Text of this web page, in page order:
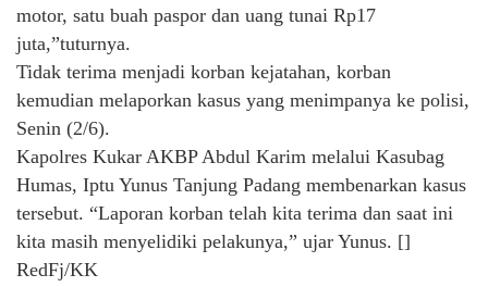
motor, satu buah paspor dan uang tunai Rp17
juta,”tuturnya.
Tidak terima menjadi korban kejatahan, korban
kemudian melaporkan kasus yang menimpanya ke polisi,
Senin (2/6).
Kapolres Kukar AKBP Abdul Karim melalui Kasubag
Humas, Iptu Yunus Tanjung Padang membenarkan kasus
tersebut. “Laporan korban telah kita terima dan saat ini
kita masih menyelidiki pelakunya,” ujar Yunus. []
RedFj/KK